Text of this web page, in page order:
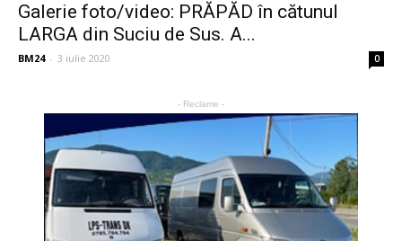
Galerie foto/video: PRĂPĂD în cătunul
LARGA din Suciu de Sus. A...
BM24 - 3 iulie 2020 0
- Reclame -